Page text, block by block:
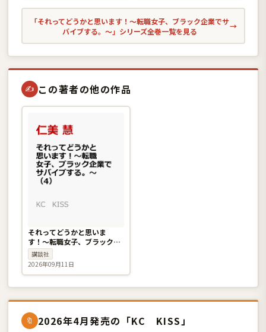
「それってどうかと思います！〜転職女子、ブラック企業でサ
バイブする。〜」シリーズ全巻一覧を見る
→
✍ この著者の他の作品
それってどうかと思いま
す！〜転職女子、ブラック企
業でサバイブする。〜（4）
講談社
2026年09月11日
🔖 2026年4月発売の「KC KISS」